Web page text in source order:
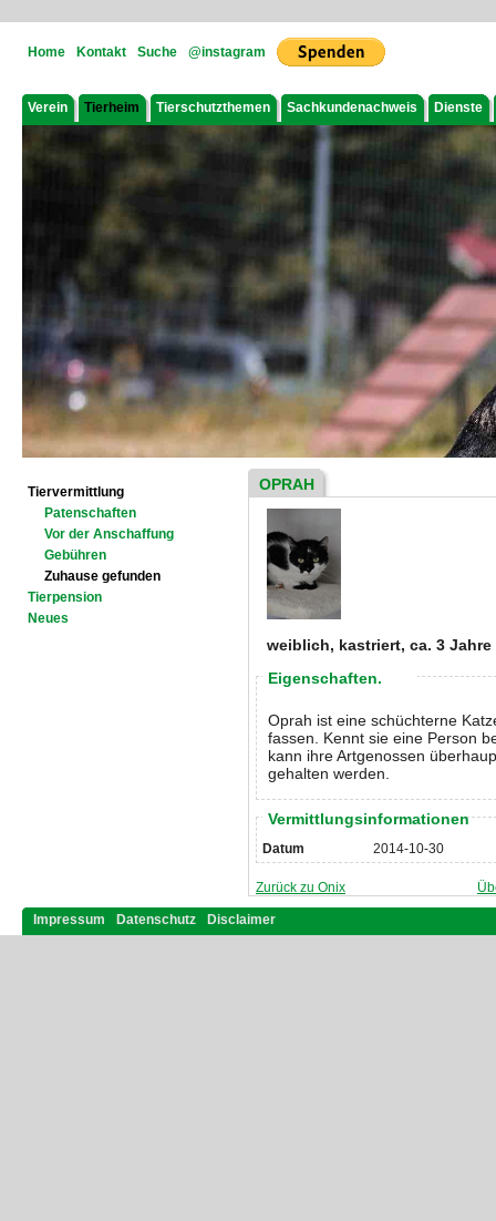
Home Kontakt Suche @instagram
Verein Tierheim Tierschutzthemen Sachkundenachweis Dienste
Tiervermittlung
Patenschaften
Vor der Anschaffung
Gebühren
Zuhause gefunden
Tierpension
Neues
OPRAH
weiblich, kastriert, ca. 3 Jahre
Eigenschaften.
Oprah ist eine schüchterne
fassen. Kennt sie eine Person
kann ihre Artgenossen
gehalten werden.
Vermittlungsinformationen
Datum 2014-10-30
Zurück zu Onix
Impressum Datenschutz Disclaimer